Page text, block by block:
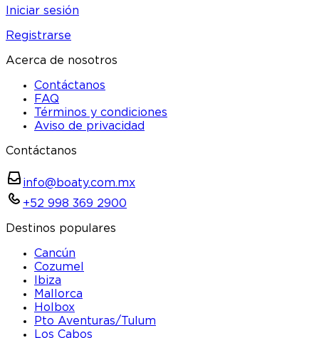
Iniciar sesión
Registrarse
Acerca de nosotros
Contáctanos
FAQ
Términos y condiciones
Aviso de privacidad
Contáctanos
info@boaty.com.mx
+52 998 369 2900
Destinos populares
Cancún
Cozumel
Ibiza
Mallorca
Holbox
Pto Aventuras/Tulum
Los Cabos